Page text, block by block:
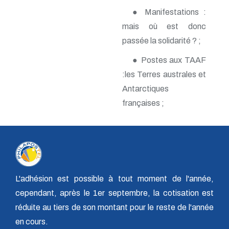
n° 123 - Avril 2005
n° 122 - Janvier 2005
n° 121 - Octobre 2004
n° 120 - Juillet 2004
n° 119 - Avril 2004
● Manifestations :
mais où est donc
passée la solidarité ? ;
● Postes aux TAAF
:les Terres australes et
Antarctiques
françaises ;
L'adhésion est possible à tout moment de l'année,
cependant, après le 1er septembre, la cotisation est
réduite au tiers de son montant pour le reste de l'année
en cours.